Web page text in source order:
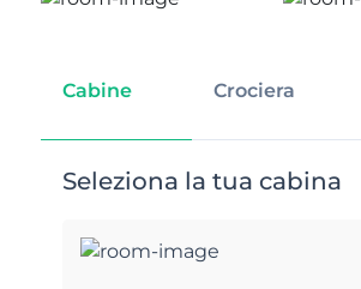
Cabine Crociera
Seleziona la tua cabina